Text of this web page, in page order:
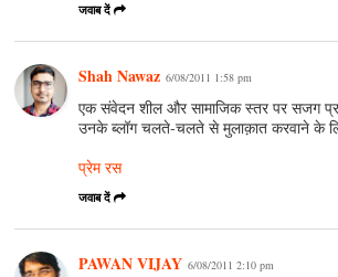
जवाब दें
Shah Nawaz 6/08/2011 1:58 pm
एक संवेदन शील और सामाजिक स्तर पर सजग
उनके ब्लॉग चलते-चलते से मुलाक़ात करवाने के
प्रेम रस
जवाब दें
PAWAN VIJAY 6/08/2011 2:10 pm